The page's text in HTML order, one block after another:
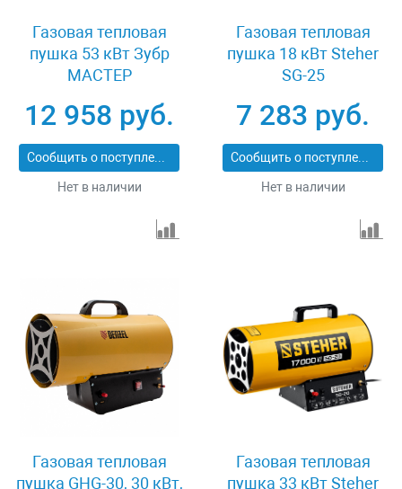
Газовая тепловая
пушка 53 кВт Зубр
МАСТЕР
12 958 руб.
Сообщить о поступлении
Нет в наличии
Газовая тепловая
пушка 18 кВт Steher
SG-25
7 283 руб.
Сообщить о поступлении
Нет в наличии
Газовая тепловая
пушка GHG-30, 30 кВт,
Газовая тепловая
пушка 33 кВт Steher